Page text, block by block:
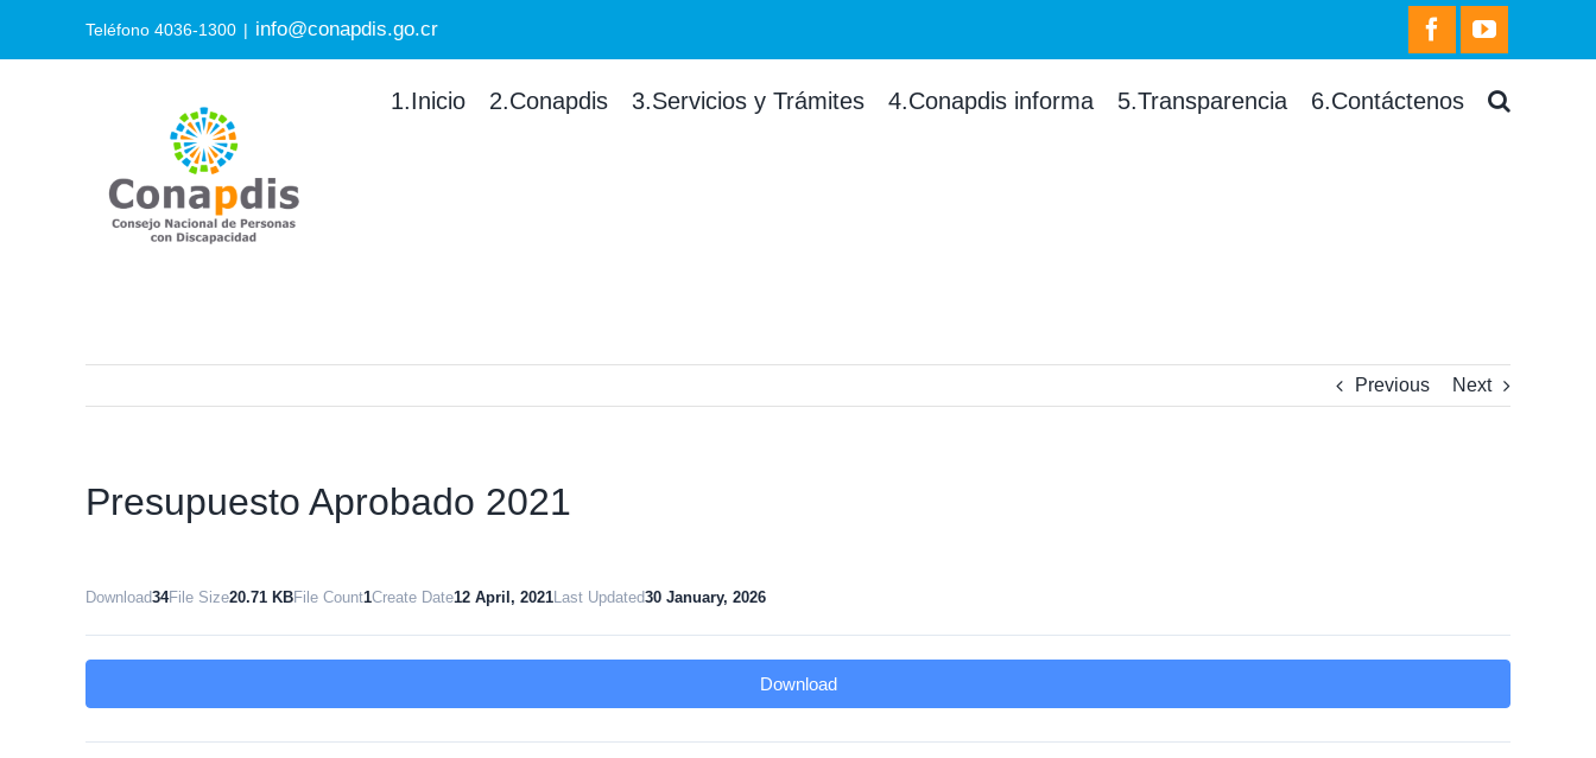
Teléfono 4036-1300 | info@conapdis.go.cr facebookyoutube
Search
for:
1.Inicio 2.Conapdis 3.Servicios y Trámites 4.Conapdis informa 5.Transparencia 6.Contáctenos
Previous Next
Presupuesto Aprobado 2021
Download34File Size20.71 KBFile Count1Create Date12 April, 2021Last Updated30 January, 2026
Download